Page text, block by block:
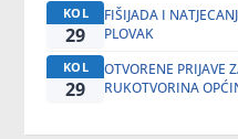
KOL
29
FIŠIJADA I
PLOVAK
KOL
29
OTVORENE PRIJAVE
RUKOTVORINA